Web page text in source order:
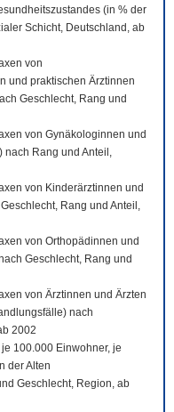
(in % der
Schicht, Deutschland, ab
von
und praktischen Ärztinnen
Geschlecht, Rang und
von Gynäkologinnen und
nach Rang und Anteil,
von Kinderärztinnen und
Rang und Anteil,
von Orthopädinnen und
Geschlecht, Rang und
von Ärztinnen und Ärzten
nach
2002
100.000 Einwohner, je
der Alten
Geschlecht, Region, ab